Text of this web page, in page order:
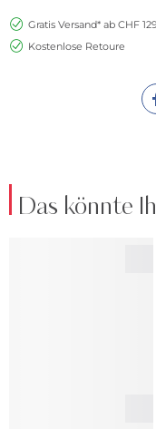
Gratis Versand* ab CHF
Kostenlose Retoure
Das könnte